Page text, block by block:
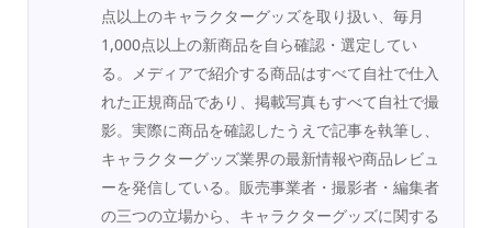
点以上のキャラクターグッズを取り扱い、毎月
1,000点以上の新商品を自ら確認・選定してい
る。メディアで紹介する商品はすべて自社で仕入
れた正規商品であり、掲載写真もすべて自社で撮
影。実際に商品を確認したうえで記事を執筆し、
キャラクターグッズ業界の最新情報や商品レビュ
ーを発信している。販売事業者・撮影者・編集者
の三つの立場から、キャラクターグッズに関する